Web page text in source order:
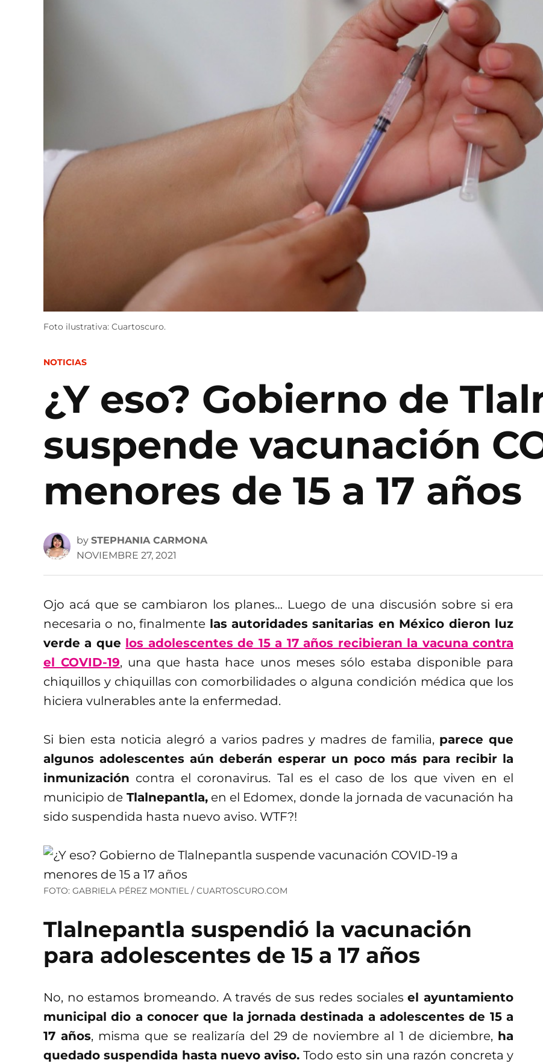
Foto ilustrativa: Cuartoscuro.
POSTED
NOTICIAS
¿Y eso? Gobierno de
suspende vacunación
menores de 15 a 17 años
by STEPHANIA CARMONA
NOVIEMBRE 27, 2021
Ojo acá que se cambiaron los planes… Luego de una discusión sobre si era
necesaria o no, finalmente las autoridades sanitarias en México dieron luz
verde a que los adolescentes de 15 a 17 años recibieran la vacuna contra
el COVID-19, una que hasta hace unos meses sólo estaba disponible para
chiquillos y chiquillas con comorbilidades o alguna condición médica que los
hiciera vulnerables ante la enfermedad.
Si bien esta noticia alegró a varios padres y madres de familia, parece que
algunos adolescentes aún deberán esperar un poco más para recibir la
inmunización contra el coronavirus. Tal es el caso de los que viven en el
municipio de Tlalnepantla, en el Edomex, donde la jornada de vacunación ha
sido suspendida hasta nuevo aviso. WTF?!
FOTO: GABRIELA PÉREZ MONTIEL / CUARTOSCURO.COM
Tlalnepantla suspendió la vacunación
para adolescentes de 15 a 17 años
No, no estamos bromeando. A través de sus redes socialesel ayuntamiento
municipal dio a conocer que la jornada destinada a adolescentes de 15 a
17 años, misma que se realizaría del 29 de noviembre al 1 de diciembre, ha
quedado suspendida hasta nuevo aviso. Todo esto sin una razón concreta y